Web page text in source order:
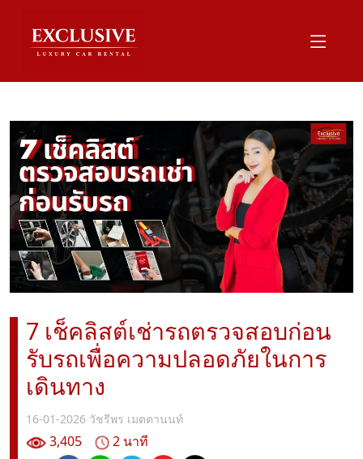
7 เช็คลิสต์เช่ารถตรวจสอบก่อน
รับรถเพื่อความปลอดภัยในการ
เดินทาง
16-01-2026 วัชรีพร เมตตานนท์
3,405
2 นาที